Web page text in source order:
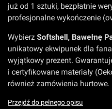
już od 1 sztuki, bezpłatnie
profesjonalne wykończenie
Wybierz Softshell, Bawełnę
unikatowy ekwipunek dla
wyjątkowy prezent.
i certyfikowane materiały
również zamówienia hurtowe.
Przejdź do pełnego opisu